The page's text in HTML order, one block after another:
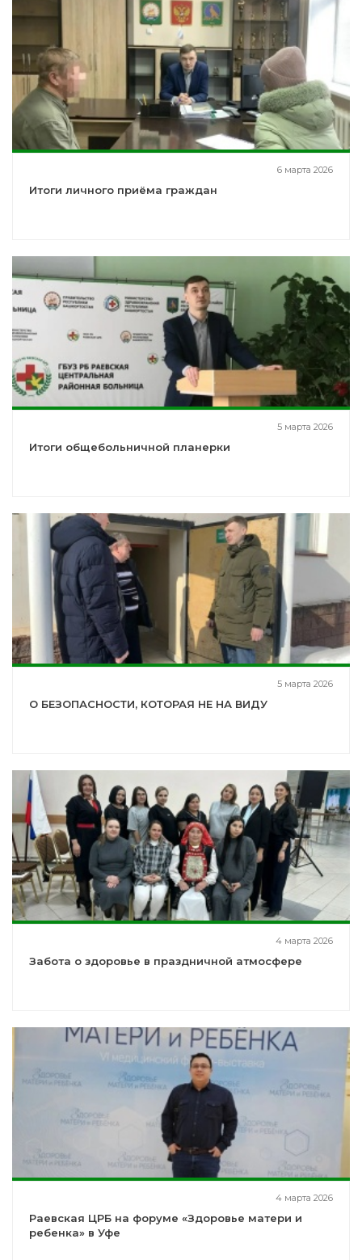
6 марта 2026
Итоги личного приёма граждан
5 марта 2026
Итоги общебольничной планерки
5 марта 2026
О БЕЗОПАСНОСТИ, КОТОРАЯ НЕ НА ВИДУ
4 марта 2026
Забота о здоровье в праздничной атмосфере
4 марта 2026
Раевская ЦРБ на форуме «Здоровье матери и
ребенка» в Уфе